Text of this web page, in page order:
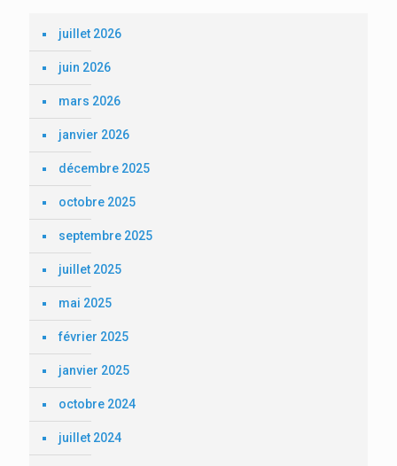
juillet 2026
juin 2026
mars 2026
janvier 2026
décembre 2025
octobre 2025
septembre 2025
juillet 2025
mai 2025
février 2025
janvier 2025
octobre 2024
juillet 2024